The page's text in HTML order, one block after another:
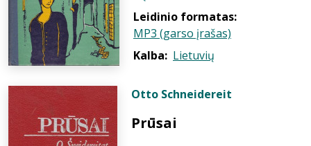
Leidinio formatas:
MP3 (garso įrašas)
Kalba: Lietuvių
Otto Schneidereit
Prūsai